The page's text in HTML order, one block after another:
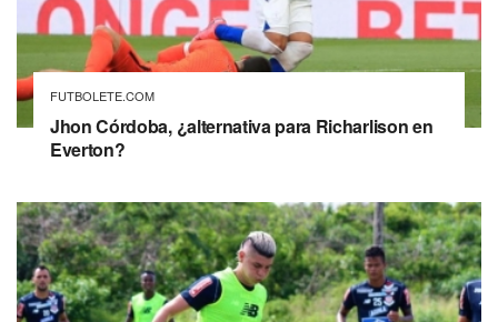
FUTBOLETE.COM
Jhon Córdoba, ¿alternativa para Richarlison en
Everton?